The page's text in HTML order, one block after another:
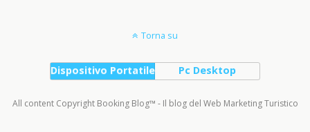
Torna su
Dispositivo Portatile Pc Desktop
All content Copyright Booking Blog™ - Il blog del Web Marketing Turistico